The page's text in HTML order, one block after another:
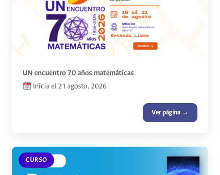
UN encuentro 70 años matemáticas
Inicia el 21 agosto, 2026
Ver página →
CURSO